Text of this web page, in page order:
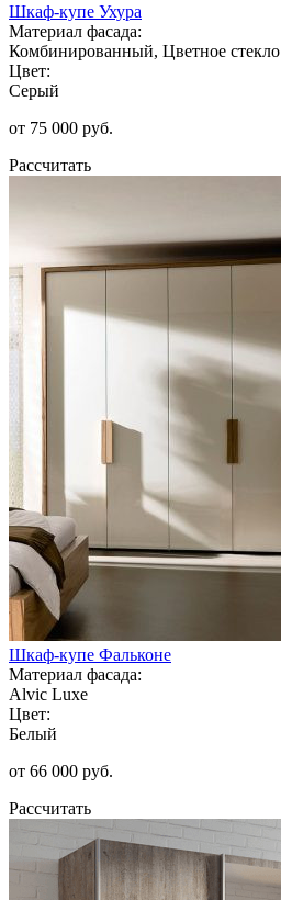
Шкаф-купе Ухура
Материал фасада:
Комбинированный, Цветное стекло
Цвет:
Серый
от 75 000 руб.
Рассчитать
Шкаф-купе Фальконе
Материал фасада:
Alvic Luxe
Цвет:
Белый
от 66 000 руб.
Рассчитать